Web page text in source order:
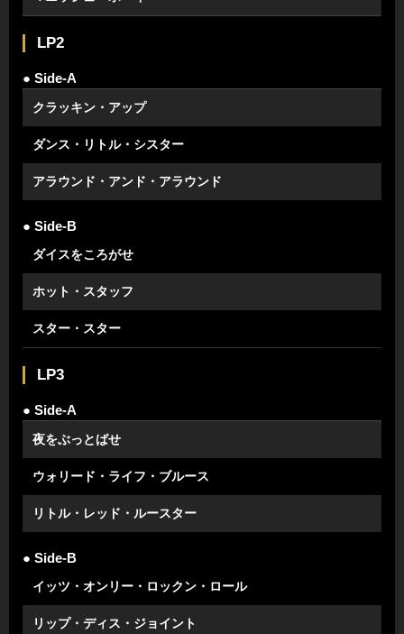
LP2
● Side-A
クラッキン・アップ
ダンス・リトル・シスター
アラウンド・アンド・アラウンド
● Side-B
ダイスをころがせ
ホット・スタッフ
スター・スター
LP3
● Side-A
夜をぶっとばせ
ウォリード・ライフ・ブルース
リトル・レッド・ルースター
● Side-B
イッツ・オンリー・ロックン・ロール
リップ・ディス・ジョイント